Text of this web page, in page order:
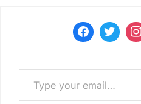
Type your email…